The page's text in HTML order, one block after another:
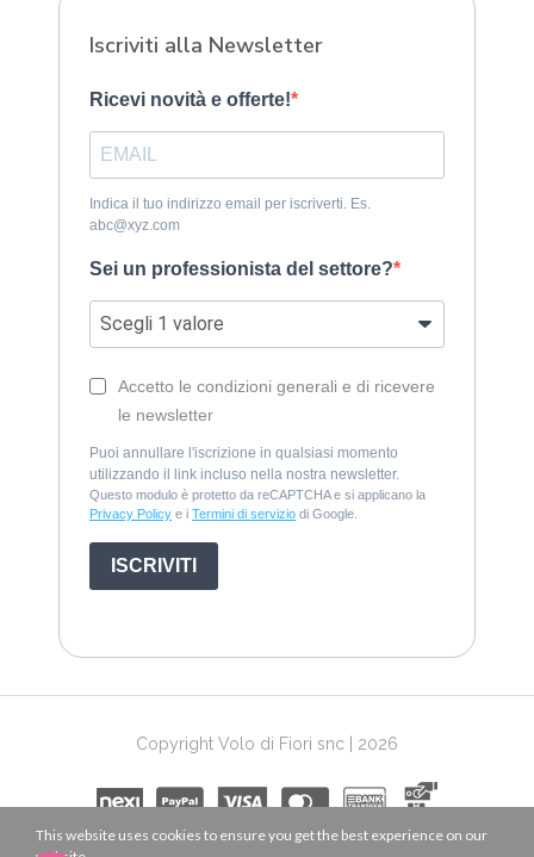
Iscriviti alla Newsletter
Ricevi novità e offerte!
Indica il tuo indirizzo email per iscriverti. Es.
abc@xyz.com
Sei un professionista del settore?
Accetto le condizioni generali e di ricevere
le newsletter
Puoi annullare l'iscrizione in qualsiasi momento
utilizzando il link incluso nella nostra newsletter.
Questo modulo è protetto da reCAPTCHA e si applicano la
Privacy Policy e i Termini di servizio di Google.
ISCRIVITI
Copyright Volo di Fiori snc | 2026
This website uses cookies to ensure you get the best experience on our